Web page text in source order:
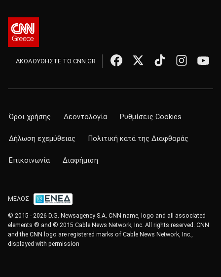
ΑΚΟΛΟΥΘΗΣΤΕ ΤΟ CNN.GR
Όροι χρήσης Δεοντολογία Ρυθμίσεις Cookies
Δήλωση εχεμύθειας Πολιτική κατά της Διαφθοράς
Επικοινωνία Διαφήμιση
ΜΕΛΟΣ
© 2015 - 2026 D.G. Newsagency S.A. CNN name, logo and all associated
elements ® and © 2015 Cable News Network, Inc. All rights reserved. CNN
and the CNN logo are registered marks of Cable News Network, Inc.,
displayed with permission